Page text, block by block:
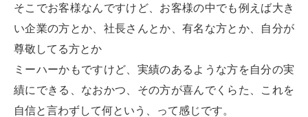
そこでお客様なんですけど、お客様の中でも例えば大き
い企業の方とか、社長さんとか、有名な方とか、自分が
尊敬してる方とか
ミーハーかもですけど、実績のあるような方を自分の実
績にできる、なおかつ、その方が喜んでくらた、これを
自信と言わずして何という、って感じです。